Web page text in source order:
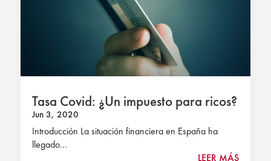
Tasa Covid: ¿Un impuesto para ricos?
Jun 3, 2020
Introducción La situación financiera en España ha
llegado...
LEER MÁS